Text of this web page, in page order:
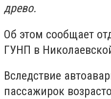
древо.
Об этом сообщает
ГУНП в
Вследствие
пассажирок